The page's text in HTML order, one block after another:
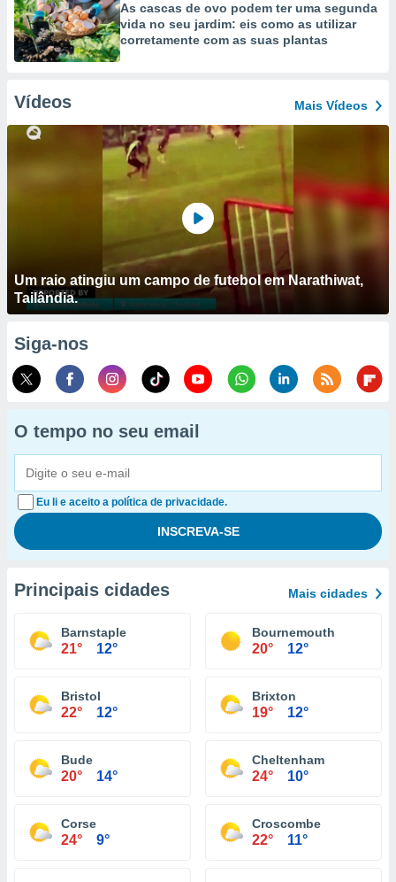
As cascas de ovo podem ter uma segunda
vida no seu jardim: eis como as utilizar
corretamente com as suas plantas
Vídeos Mais Vídeos
Um raio atingiu um campo de futebol em Narathiwat,
Tailândia.
Siga-nos
O tempo no seu email
Eu li e aceito a política de privacidade.
Principais cidades Mais cidades
Barnstaple
21° 12°
Bournemouth
20° 12°
Bristol
22° 12°
Brixton
19° 12°
Bude
20° 14°
Cheltenham
24° 10°
Corse
24° 9°
Croscombe
22° 11°